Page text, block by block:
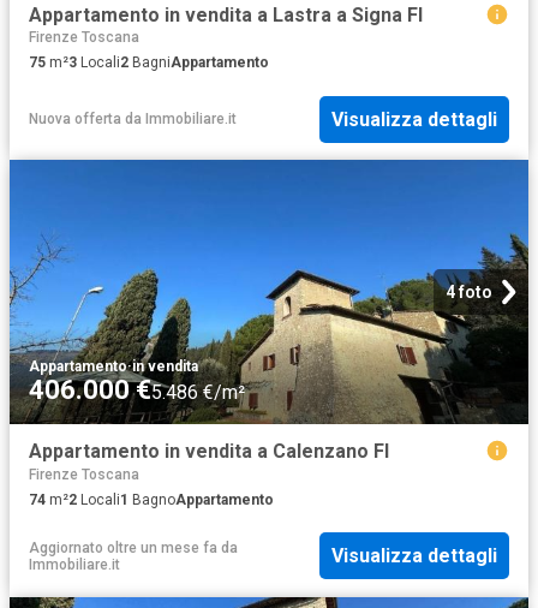
Appartamento in vendita a Lastra a Signa FI
Firenze Toscana
75 m²3 Locali2 BagniAppartamento
Nuova offerta da Immobiliare.it Visualizza dettagli
4 foto
Appartamento·in vendita
406.000 €5.486 €/m²
Appartamento in vendita a Calenzano FI
Firenze Toscana
74 m²2 Locali1 BagnoAppartamento
Aggiornato oltre un mese fa da
Immobiliare.it
Visualizza dettagli